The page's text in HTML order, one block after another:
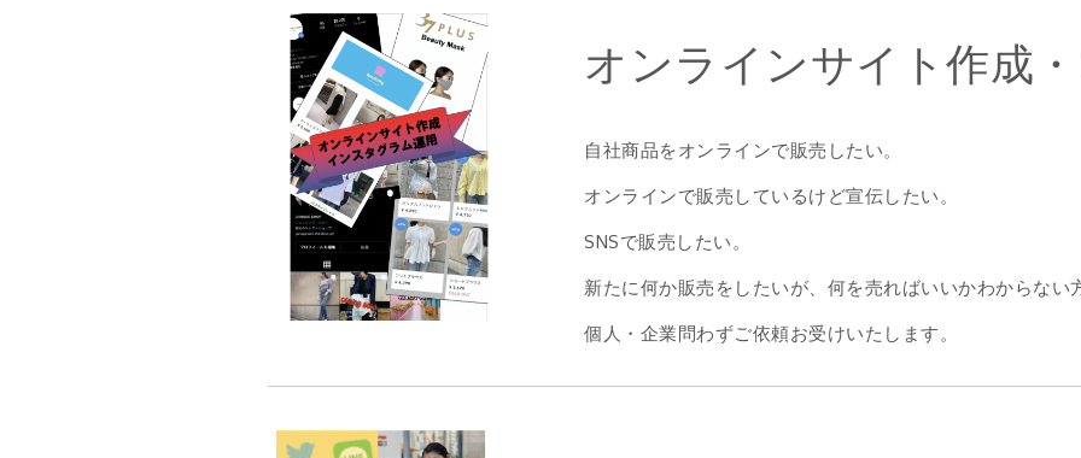
オンラインサイト作成
自社商品をオンラインで販売したい。
オンラインで販売しているけど宣伝したい。
SNSで販売したい。
新たに何か販売をしたいが、何を売ればいいかわからない
個人・企業問わずご依頼お受けいたします。